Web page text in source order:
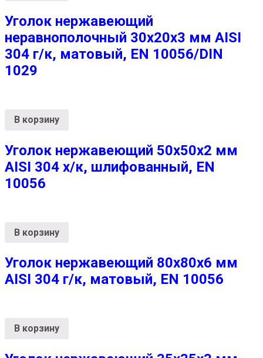
Уголок нержавеющий
неравнополочный 30х20х3 мм AISI
304 г/к, матовый, EN 10056/DIN
1029
В корзину
Уголок нержавеющий 50х50х2 мм
AISI 304 х/к, шлифованный, EN
10056
В корзину
Уголок нержавеющий 80х80х6 мм
AISI 304 г/к, матовый, EN 10056
В корзину